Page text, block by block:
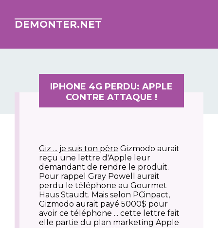
DEMONTER.NET
IPHONE 4G PERDU: APPLE
CONTRE ATTAQUE !
Giz ... je suis ton père Gizmodo aurait
reçu une lettre d'Apple leur
demandant de rendre le produit.
Pour rappel Gray Powell aurait
perdu le téléphone au Gourmet
Haus Staudt. Mais selon PCinpact,
Gizmodo aurait payé 5000$ pour
avoir ce téléphone ... cette lettre fait
elle partie du plan marketing Apple